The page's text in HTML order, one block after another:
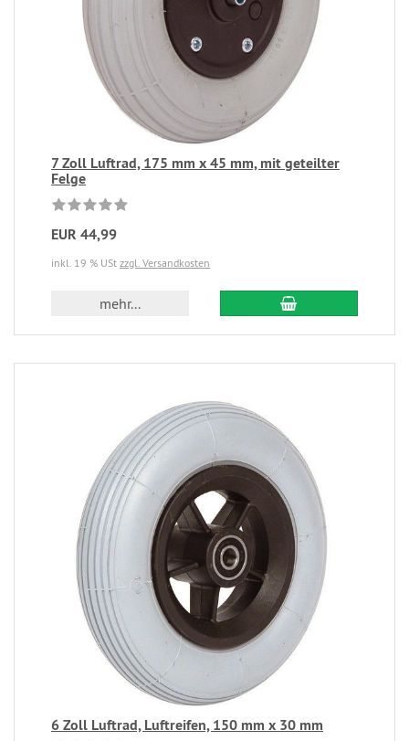
7 Zoll Luftrad, 175 mm x 45 mm, mit geteilter
Felge
EUR 44,99
inkl. 19 % USt zzgl. Versandkosten
mehr...
6 Zoll Luftrad, Luftreifen, 150 mm x 30 mm